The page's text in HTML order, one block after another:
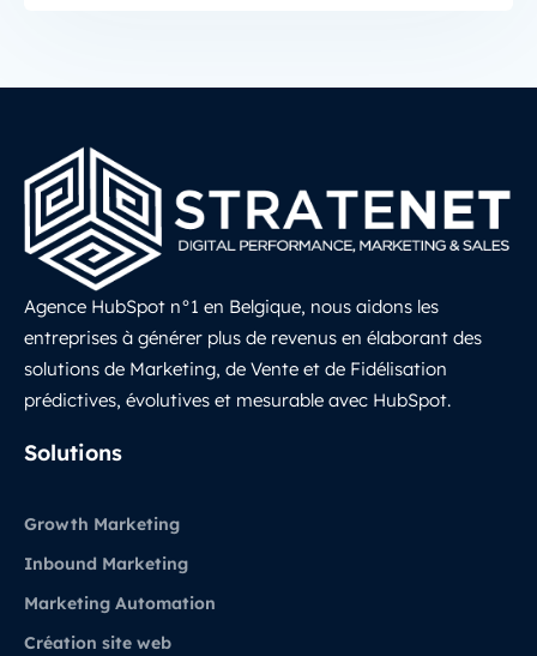
Agence HubSpot n°1 en Belgique, nous aidons les
entreprises à générer plus de revenus en élaborant des
solutions de Marketing, de Vente et de Fidélisation
prédictives, évolutives et mesurable avec HubSpot.
Solutions
Growth Marketing
Inbound Marketing
Marketing Automation
Création site web